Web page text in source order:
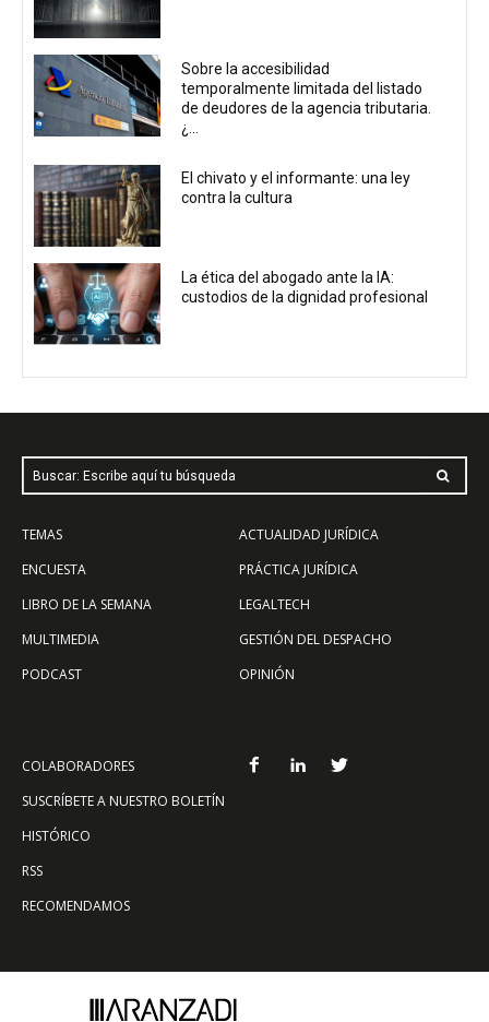
Sobre la accesibilidad
temporalmente limitada del listado
de deudores de la agencia tributaria.
¿...
El chivato y el informante: una ley
contra la cultura
La ética del abogado ante la IA:
custodios de la dignidad profesional
Buscar: Escribe aquí tu búsqueda
TEMAS
ENCUESTA
LIBRO DE LA SEMANA
MULTIMEDIA
PODCAST
ACTUALIDAD JURÍDICA
PRÁCTICA JURÍDICA
LEGALTECH
GESTIÓN DEL DESPACHO
OPINIÓN
COLABORADORES
SUSCRÍBETE A NUESTRO BOLETÍN
HISTÓRICO
RSS
RECOMENDAMOS